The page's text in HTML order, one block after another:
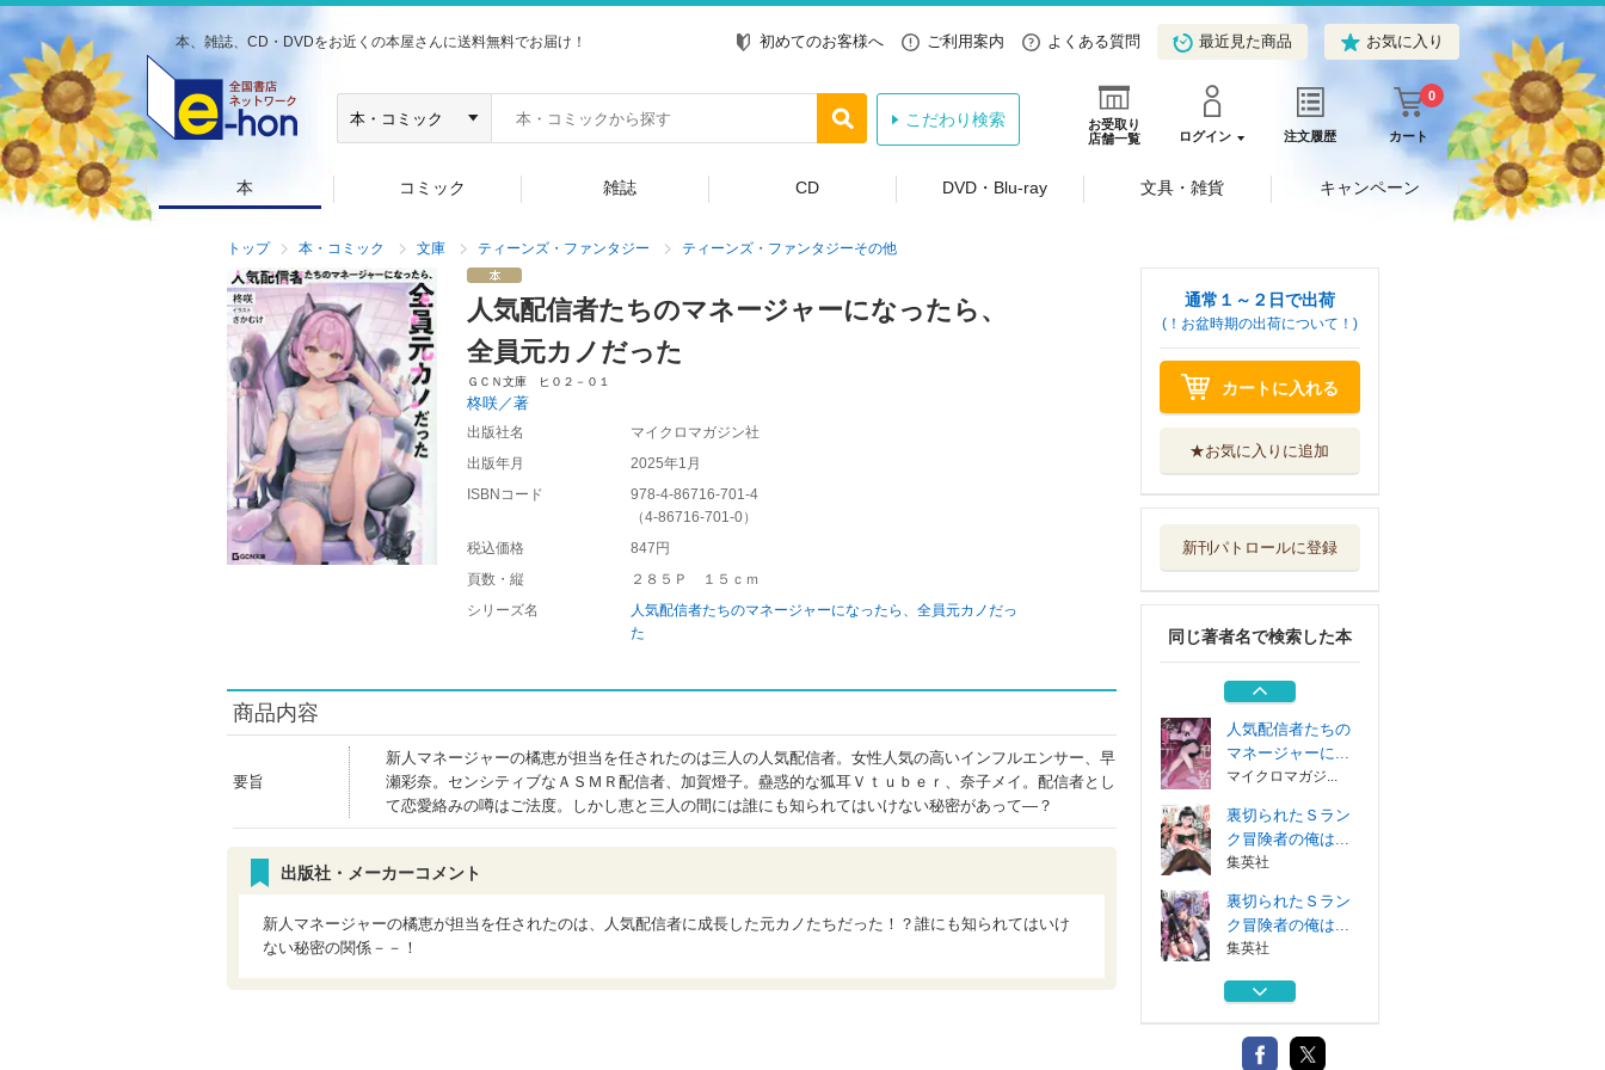
本、雑誌、CD・DVDをお近くの本屋さんに送料無料でお届け！ 初めてのお客様へ ご利用案内 よくある質問 最近見た商品 お気に入り
お受取り
店舗一覧
ログイン 注文履歴 カート
0
こだわり検索
本 コミック 雑誌 CD DVD・Blu-ray 文具・雑貨 キャンペーン
トップ 本・コミック 文庫 ティーンズ・ファンタジー ティーンズ・ファンタジーその他
人気配信者たちのマネージャーになったら、
全員元カノだった
ＧＣＮ文庫 ヒ０２－０１
柊咲／著
出版社名
マイクロマガジン社
出版年月
2025年1月
ISBNコード
978-4-86716-701-4
（4-86716-701-0）
税込価格
847円
頁数・縦
２８５Ｐ １５ｃｍ
シリーズ名
人気配信者たちのマネージャーになったら、全員元カノだっ
た
商品内容
要旨
新人マネージャーの橘恵が担当を任されたのは三人の人気配信者。女性人気の高いインフルエンサー、早
瀬彩奈。センシティブなＡＳＭＲ配信者、加賀燈子。蠱惑的な狐耳Ｖｔｕｂｅｒ、奈子メイ。配信者とし
て恋愛絡みの噂はご法度。しかし恵と三人の間には誰にも知られてはいけない秘密があって―？
出版社・メーカーコメント
新人マネージャーの橘恵が担当を任されたのは、人気配信者に成長した元カノたちだった！？誰にも知られてはいけ
ない秘密の関係－－！
通常１～２日で出荷
(！お盆時期の出荷について！)
カートに入れる
★お気に入りに追加
新刊パトロールに登録
同じ著者名で検索した本
裏切られたＳラン
ク冒険者の俺は...
人気配信者たちの
マイクロマガジ...
裏切られたＳラン
ク冒険者の俺は...
集英社
人気配信者たちの
マネージャーに...
マイクロマガジ...
裏切られたＳラン
ク冒険者の俺は...
集英社
裏切られたＳラン
ク冒険者の俺は...
集英社
人気配信者たちの
マイクロマガジ...